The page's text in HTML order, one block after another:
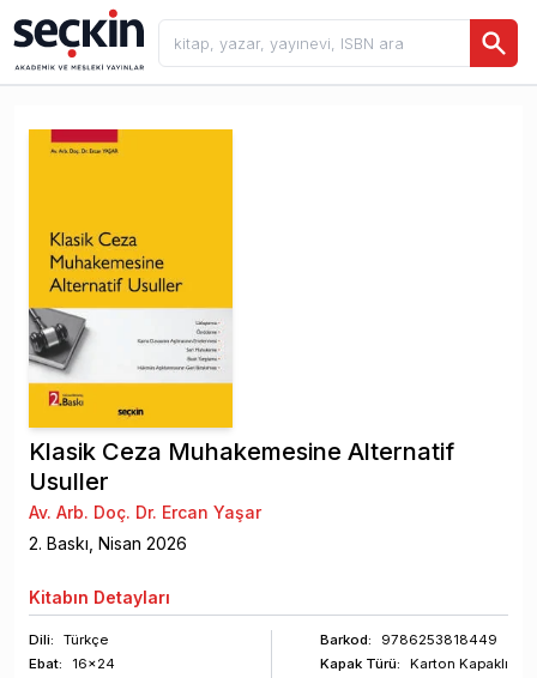
Klasik Ceza Muhakemesine Alternatif
Usuller
Av. Arb. Doç. Dr. Ercan Yaşar
2. Baskı, Nisan 2026
Kitabın Detayları
Dili:
Türkçe
Ebat:
16x24
Barkod:
9786253818449
Kapak Türü:
Karton Kapaklı